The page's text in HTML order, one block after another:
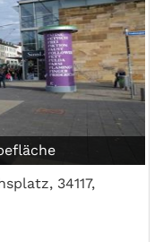
34117,